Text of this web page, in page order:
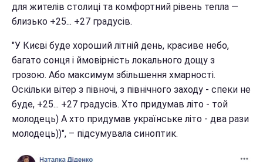
для жителів столиці та комфортний рівень тепла —
близько +25... +27 градусів.
"У Києві буде хороший літній день, красиве небо,
багато сонця і ймовірність локального дощу з
грозою. Або максимум збільшення хмарності.
Оскільки вітер з півночі, з північного заходу - спеки не
буде, +25... +27 градусів. Хто придумав літо - той
молодець) А хто придумав українське літо - два рази
молодець))", – підсумувала синоптик.